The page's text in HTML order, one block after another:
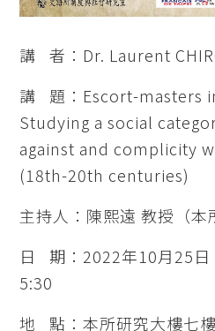
講 者：Dr. Laurent
講 題：Escort-masters
Studying a social
against and complicity
(18th-20th centuries)
主持人：陳熙遠 教授（本
日 期：2022年10月25日
5:30
地 點：本所研究大樓七